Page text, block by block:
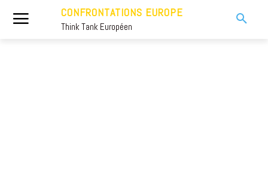
CONFRONTATIONS EUROPE
Think Tank Européen